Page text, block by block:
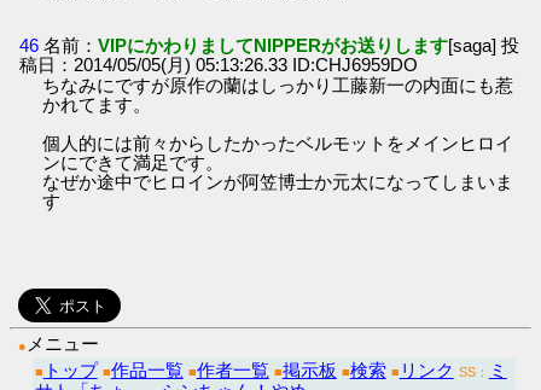
46 名前：VIPにかわりましてNIPPERがお送りします[saga] 投
稿日：2014/05/05(月) 05:13:26.33 ID:CHJ6959DO
ちなみにですが原作の蘭はしっかり工藤新一の内面にも惹
かれてます。
個人的には前々からしたかったベルモットをメインヒロイ
ンにできて満足です。
なぜか途中でヒロインが阿笠博士か元太になってしまいま
す
● メニュー
■ トップ ■作品一覧 ■作者一覧 ■掲示板 ■検索 ■ リンク SS：
ミ